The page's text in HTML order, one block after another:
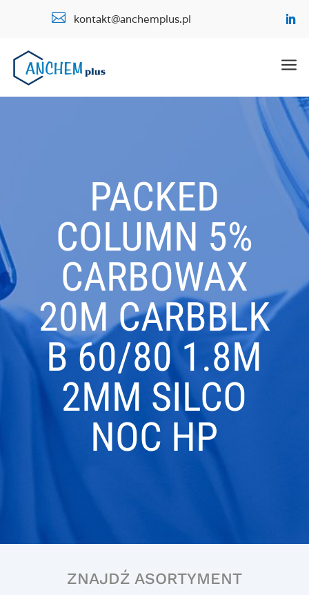
 kontakt@anchemplus.pl
a
PACKED
COLUMN 5%
CARBOWAX
20M CARBBLK
B 60/80 1.8M
2MM SILCO
NOC HP
ZNAJDŹ ASORTYMENT